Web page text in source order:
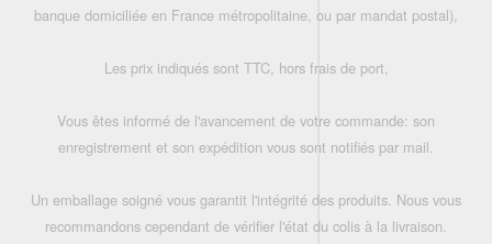
banque domiciliée en France métropolitaine, ou par mandat postal),
Les prix indiqués sont TTC, hors frais de port,
Vous êtes informé de l'avancement de votre commande: son
enregistrement et son expédition vous sont notifiés par mail.
Un emballage soigné vous garantit l'intégrité des produits. Nous vous
recommandons cependant de vérifier l'état du colis à la livraison.